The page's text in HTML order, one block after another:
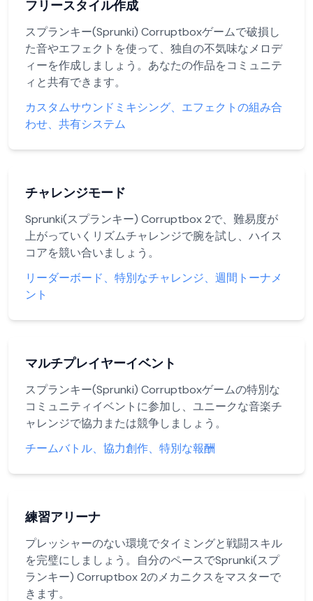
フリースタイル作成
スプランキー(Sprunki) Corruptboxゲームで破損し
た音やエフェクトを使って、独自の不気味なメロデ
ィーを作成しましょう。あなたの作品をコミュニテ
ィと共有できます。
カスタムサウンドミキシング、エフェクトの組み合
わせ、共有システム
チャレンジモード
Sprunki(スプランキー) Corruptbox 2で、難易度が
上がっていくリズムチャレンジで腕を試し、ハイス
コアを競い合いましょう。
リーダーボード、特別なチャレンジ、週間トーナメ
ント
マルチプレイヤーイベント
スプランキー(Sprunki) Corruptboxゲームの特別な
コミュニティイベントに参加し、ユニークな音楽チ
ャレンジで協力または競争しましょう。
チームバトル、協力創作、特別な報酬
練習アリーナ
プレッシャーのない環境でタイミングと戦闘スキル
を完璧にしましょう。自分のペースでSprunki(スプ
ランキー) Corruptbox 2のメカニクスをマスターで
きます。